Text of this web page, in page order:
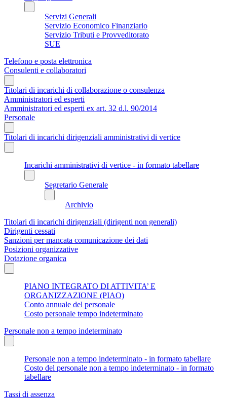
Servizi Generali
Servizio Economico Finanziario
Servizio Tributi e Provveditorato
SUE
Telefono e posta elettronica
Consulenti e collaboratori
Titolari di incarichi di collaborazione o consulenza
Amministratori ed esperti
Amministratori ed esperti ex art. 32 d.l. 90/2014
Personale
Titolari di incarichi dirigenziali amministrativi di vertice
Incarichi amministrativi di vertice - in formato tabellare
Segretario Generale
Archivio
Titolari di incarichi dirigenziali (dirigenti non generali)
Dirigenti cessati
Sanzioni per mancata comunicazione dei dati
Posizioni organizzative
Dotazione organica
PIANO INTEGRATO DI ATTIVITA’ E
ORGANIZZAZIONE (PIAO)
Conto annuale del personale
Costo personale tempo indeterminato
Personale non a tempo indeterminato
Personale non a tempo indeterminato - in formato tabellare
Costo del personale non a tempo indeterminato - in formato
tabellare
Tassi di assenza